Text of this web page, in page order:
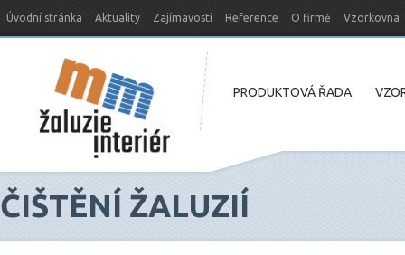
Úvodní stránka Aktuality Zajímavosti Reference O firmě Vzorkovna
PRODUKTOVÁ ŘADA
ČIŠTĚNÍ ŽALUZIÍ